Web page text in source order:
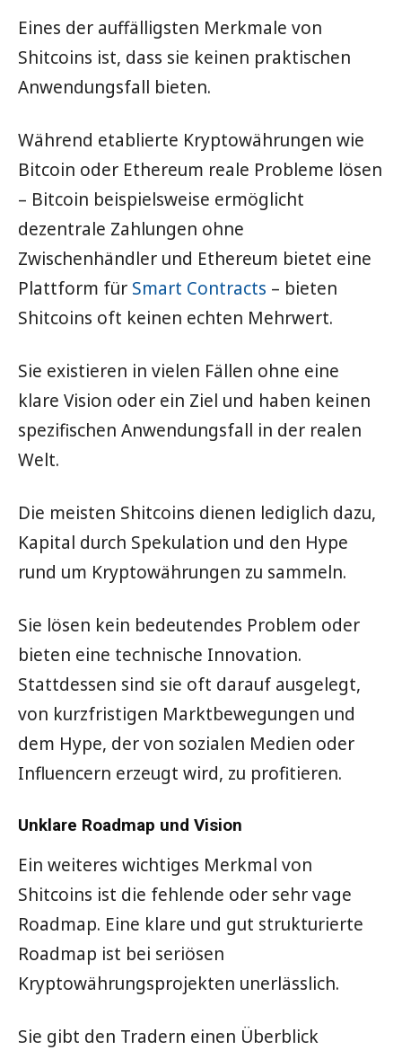
Eines der auffälligsten Merkmale von
Shitcoins ist, dass sie keinen praktischen
Anwendungsfall bieten.
Während etablierte Kryptowährungen wie
Bitcoin oder Ethereum reale Probleme lösen
– Bitcoin beispielsweise ermöglicht
dezentrale Zahlungen ohne
Zwischenhändler und Ethereum bietet eine
Plattform für Smart Contracts – bieten
Shitcoins oft keinen echten Mehrwert.
Sie existieren in vielen Fällen ohne eine
klare Vision oder ein Ziel und haben keinen
spezifischen Anwendungsfall in der realen
Welt.
Die meisten Shitcoins dienen lediglich dazu,
Kapital durch Spekulation und den Hype
rund um Kryptowährungen zu sammeln.
Sie lösen kein bedeutendes Problem oder
bieten eine technische Innovation.
Stattdessen sind sie oft darauf ausgelegt,
von kurzfristigen Marktbewegungen und
dem Hype, der von sozialen Medien oder
Influencern erzeugt wird, zu profitieren.
Unklare Roadmap und Vision
Ein weiteres wichtiges Merkmal von
Shitcoins ist die fehlende oder sehr vage
Roadmap. Eine klare und gut strukturierte
Roadmap ist bei seriösen
Kryptowährungsprojekten unerlässlich.
Sie gibt den Tradern einen Überblick